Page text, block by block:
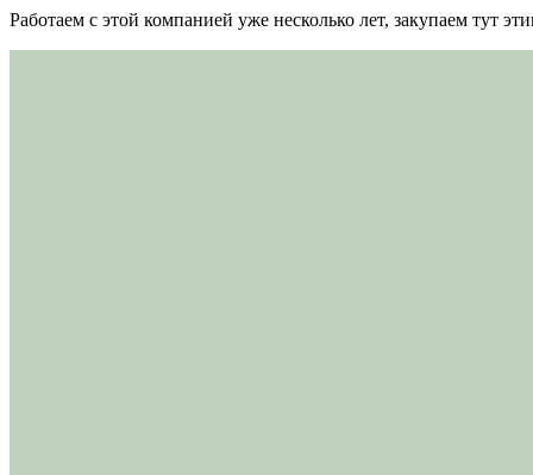
Работаем с этой компанией уже несколько лет, закупаем тут